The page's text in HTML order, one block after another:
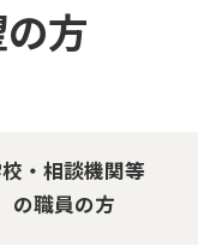
方
・相談機関等
の職員の方